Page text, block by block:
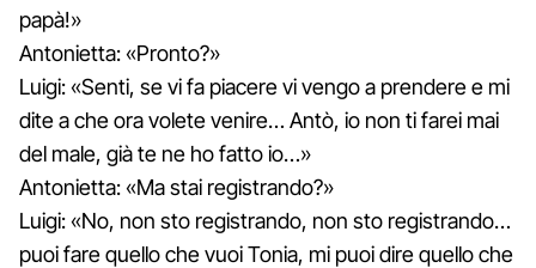
papà!»
Antonietta: «Pronto?»
Luigi: «Senti, se vi fa piacere vi vengo a prendere e mi
dite a che ora volete venire… Antò, io non ti farei mai
del male, già te ne ho fatto io…»
Antonietta: «Ma stai registrando?»
Luigi: «No, non sto registrando, non sto registrando…
puoi fare quello che vuoi Tonia, mi puoi dire quello che